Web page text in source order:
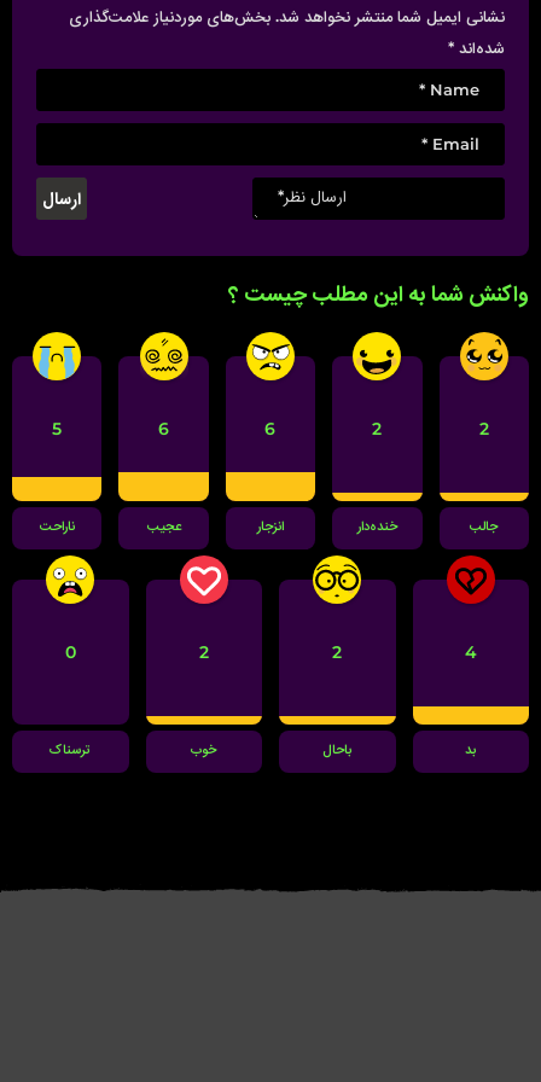
نشانی ایمیل شما منتشر نخواهد شد. بخش‌های موردنیاز علامت‌گذاری
شده‌اند *
واکنش شما به این مطلب چیست ؟
2
جالب
2
خنده‌دار
6
انزجار
6
عجیب
5
ناراحت
4
بد
2
باحال
2
خوب
0
ترسناک